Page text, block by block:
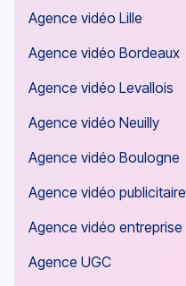
Agence vidéo Lille
Agence vidéo Bordeaux
Agence vidéo Levallois
Agence vidéo Neuilly
Agence vidéo Boulogne
Agence vidéo publicitaire
Agence vidéo entreprise
Agence UGC